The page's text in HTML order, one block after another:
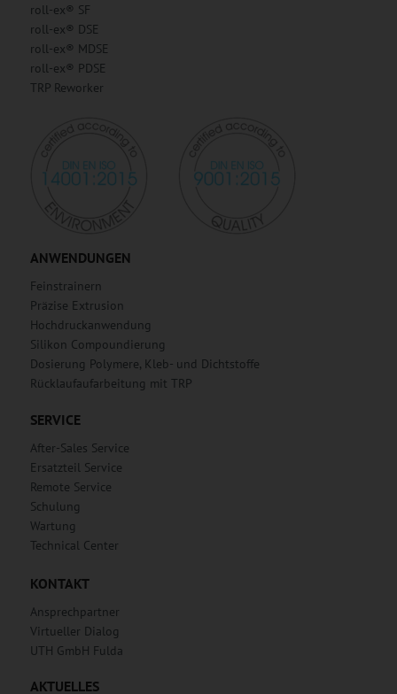
roll-ex® SF
roll-ex® DSE
roll-ex® MDSE
roll-ex® PDSE
TRP Reworker
ANWENDUNGEN
Feinstrainern
Präzise Extrusion
Hochdruckanwendung
Silikon Compoundierung
Dosierung Polymere, Kleb- und Dichtstoffe
Rücklaufaufarbeitung mit TRP
SERVICE
After-Sales Service
Ersatzteil Service
Remote Service
Schulung
Wartung
Technical Center
KONTAKT
Ansprechpartner
Virtueller Dialog
UTH GmbH Fulda
AKTUELLES